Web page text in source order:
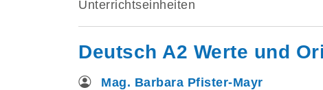
Unterrichtseinheiten
Deutsch A2 Werte und
Mag. Barbara Pfister-Mayr